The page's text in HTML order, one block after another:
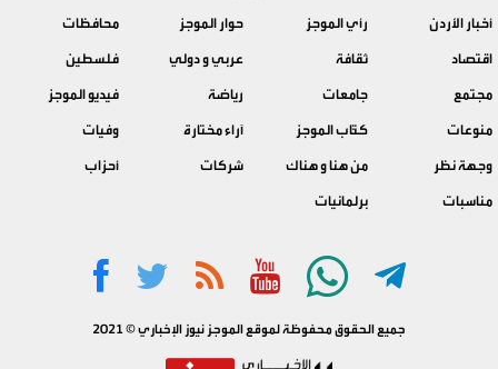
أخبار الأردن
رأي الموجز حوار الموجز
محافظات
اقتصاد
ثقافة عربي و دولي
فلسطين
مجتمع
جامعات رياضة
فيديو الموجز
منوعات
كتّاب الموجز آراء مختارة
وفيات
وجهة نظر
من هنا و هناك شركات
أحزاب
مناسبات
برلمانيات
جميع الحقوق محفوظة لموقع الموجز نيوز الإخباري © 2021